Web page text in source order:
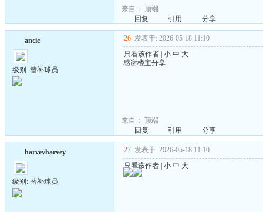
来自： 顶端
回复
引用 分享
ancic
级别: 替补球员
26 发表于: 2026-05-18 11:10
只看该作者 小 中 大
感谢楼主分享
来自： 顶端
回复
引用 分享
harveyharvey
级别: 替补球员
27 发表于: 2026-05-18 11:10
只看该作者 小 中 大